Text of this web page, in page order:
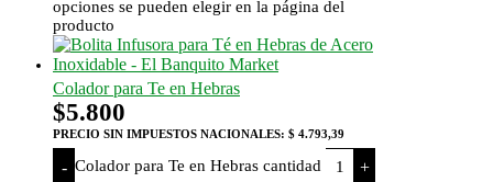
opciones se pueden elegir en la página del
producto
Colador para Te en Hebras
$5.800
PRECIO SIN IMPUESTOS NACIONALES: $ 4.793,39
- Colador para Te en Hebras cantidad +